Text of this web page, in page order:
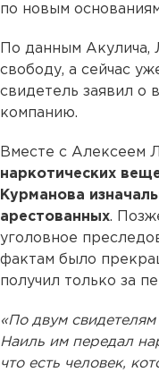
по новым
По данным
свободу, а сейчас
свидетель заявил о
компанию.
Вместе с Алексеем
наркотических
Курманова
арестованных.
уголовное
фактам было
получил только за
«По двум
Наиль им передал
что есть человек,